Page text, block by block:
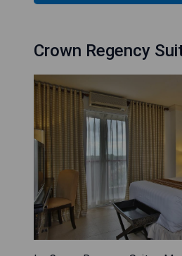
Crown Regency